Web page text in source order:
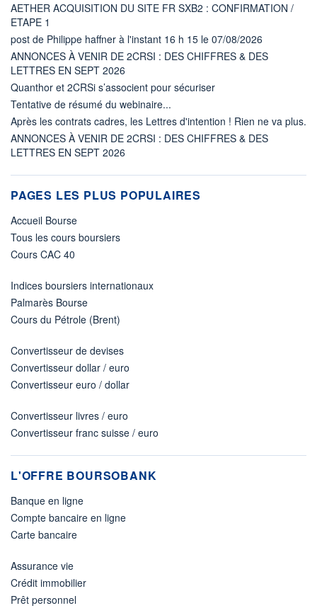
AETHER ACQUISITION DU SITE FR SXB2 : CONFIRMATION /
ETAPE 1
post de Philippe haffner à l'instant 16 h 15 le 07/08/2026
ANNONCES À VENIR DE 2CRSI : DES CHIFFRES & DES
LETTRES EN SEPT 2026
Quanthor et 2CRSi s’associent pour sécuriser
Tentative de résumé du webinaire...
Après les contrats cadres, les Lettres d'intention ! Rien ne va plus.
ANNONCES À VENIR DE 2CRSI : DES CHIFFRES & DES
LETTRES EN SEPT 2026
PAGES LES PLUS POPULAIRES
Accueil Bourse
Tous les cours boursiers
Cours CAC 40
Indices boursiers internationaux
Palmarès Bourse
Cours du Pétrole (Brent)
Convertisseur de devises
Convertisseur dollar / euro
Convertisseur euro / dollar
Convertisseur livres / euro
Convertisseur franc suisse / euro
L'OFFRE BOURSOBANK
Banque en ligne
Compte bancaire en ligne
Carte bancaire
Assurance vie
Crédit immobilier
Prêt personnel